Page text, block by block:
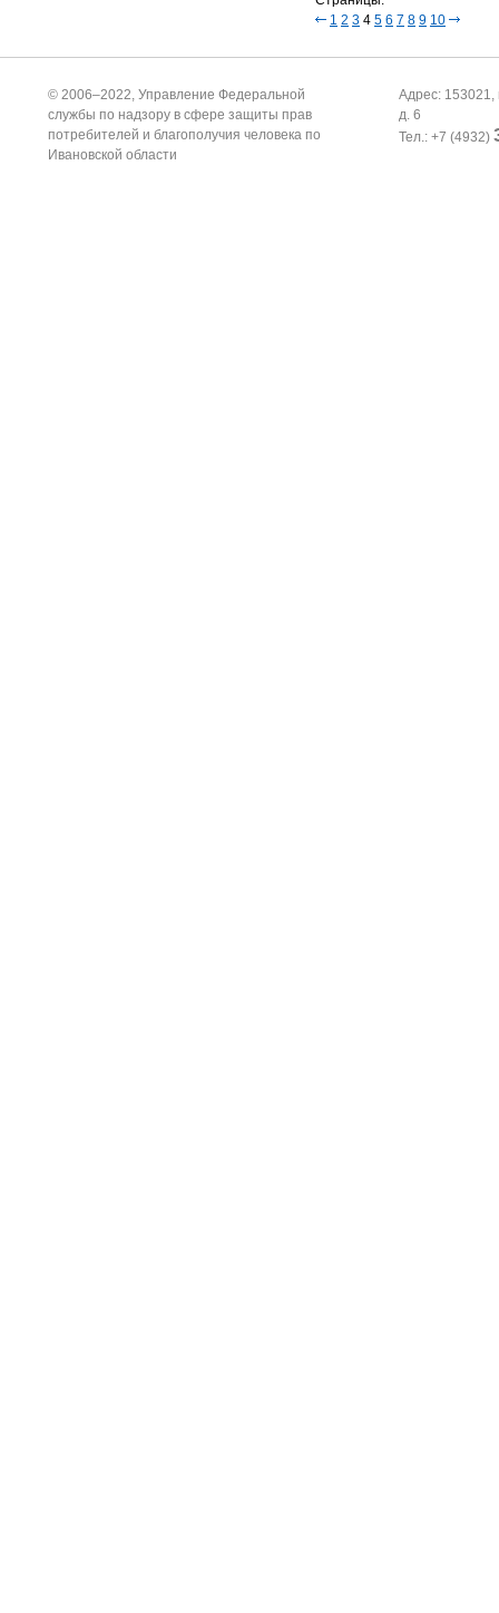
1 2 3 4 5 6 7 8 9 10
© 2006–2022, Управление Федеральной
службы по надзору в сфере защиты прав
потребителей и благополучия человека по
Ивановской области
Адрес: 153021,
д. 6
Тел.: +7 (4932)